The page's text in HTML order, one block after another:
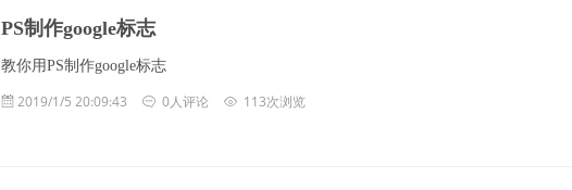
PS制作google标志
教你用PS制作google标志
2019/1/5 20:09:43 0人评论 113次浏览